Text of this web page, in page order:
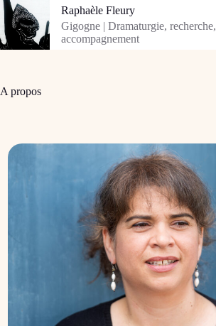
Passer
contenu
Raphaèle Fleury
Gigogne | Dramaturgie, recherche,
accompagnement
A propos